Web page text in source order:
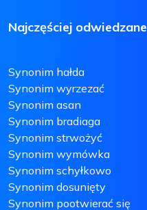
Najczęściej odwiedzane
Synonim hałda
Synonim wyrzezać
Synonim asan
Synonim bradiaga
Synonim strwożyć
Synonim wymówka
Synonim schyłkowo
Synonim dosunięty
Synonim pootwierać się